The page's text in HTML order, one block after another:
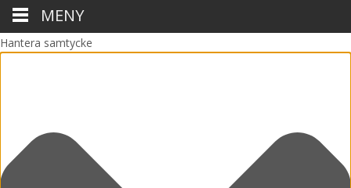
Hantera samtycke
MENY